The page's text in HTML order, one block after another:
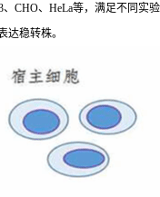
CHO、HeLa等，满足不同实
达稳转株。